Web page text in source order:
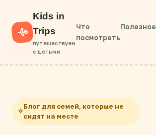
Kids in
Trips
путешествуем
с детьми
Что
посмотреть
Полезное
Блог для семей, которые не
сидят на месте